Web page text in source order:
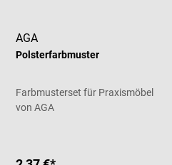
AGA
Polsterfarbmuster
Farbmusterset für Praxismöbel
von AGA